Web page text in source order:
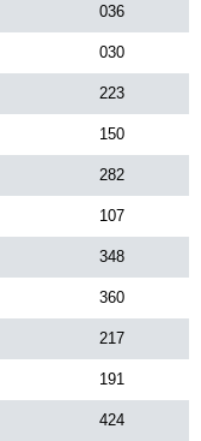
036
030
223
150
282
107
348
360
217
191
424